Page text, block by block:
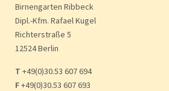
Birnengarten Ribbeck
Dipl.-Kfm. Rafael Kugel
Richterstraße 5
12524 Berlin
T +49(0)30.53 607 694
F+49(0)30.53 607 693